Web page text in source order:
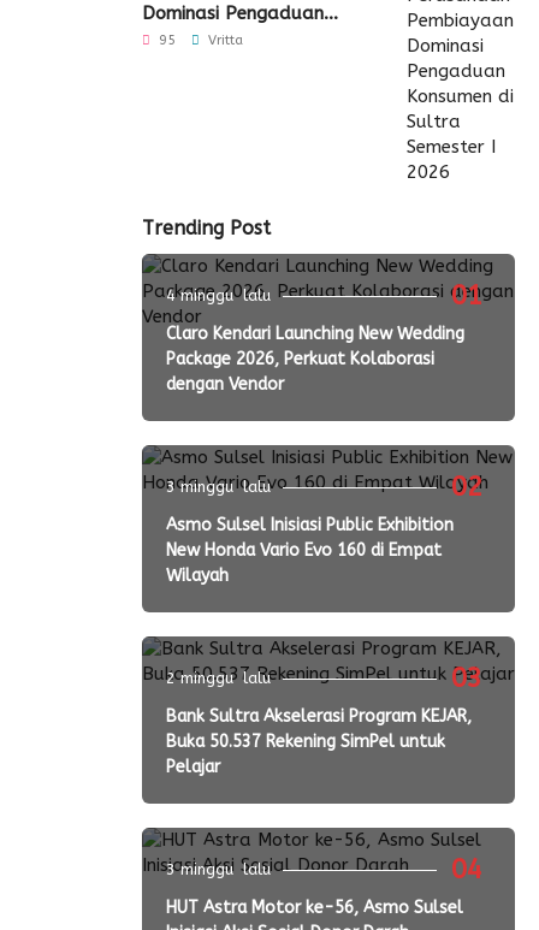
Dominasi Pengaduan
Konsumen di Sultra
95 Vritta
Trending Post
01
4 minggu lalu
Claro Kendari Launching New Wedding
Package 2026, Perkuat Kolaborasi
dengan Vendor
02
3 minggu lalu
Asmo Sulsel Inisiasi Public Exhibition
New Honda Vario Evo 160 di Empat
Wilayah
03
2 minggu lalu
Bank Sultra Akselerasi Program KEJAR,
Buka 50.537 Rekening SimPel untuk
Pelajar
04
3 minggu lalu
HUT Astra Motor ke-56, Asmo Sulsel